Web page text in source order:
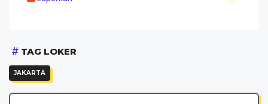
TAG LOKER
JAKARTA